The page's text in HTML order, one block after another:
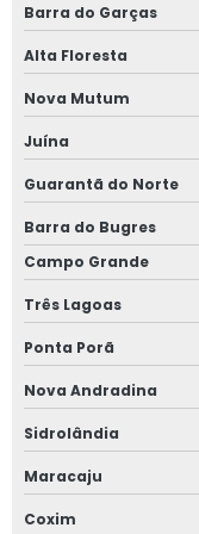
Barra do Garças
Alta Floresta
Nova Mutum
Juína
Guarantã do Norte
Barra do Bugres
Campo Grande
Três Lagoas
Ponta Porã
Nova Andradina
Sidrolândia
Maracaju
Coxim